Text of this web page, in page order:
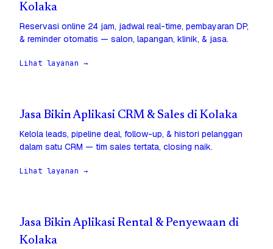
Kolaka
Reservasi online 24 jam, jadwal real-time, pembayaran DP,
& reminder otomatis — salon, lapangan, klinik, & jasa.
Lihat layanan →
Jasa Bikin Aplikasi CRM & Sales di Kolaka
Kelola leads, pipeline deal, follow-up, & histori pelanggan
dalam satu CRM — tim sales tertata, closing naik.
Lihat layanan →
Jasa Bikin Aplikasi Rental & Penyewaan di
Kolaka